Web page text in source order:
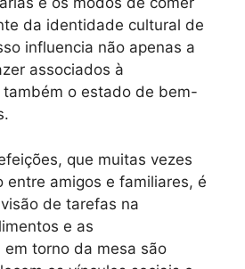
da identidade cultural de
influencia não apenas a
associados à
também o estado de bem-
que muitas vezes
entre amigos e familiares, é
de tarefas na
e as
torno da mesa são